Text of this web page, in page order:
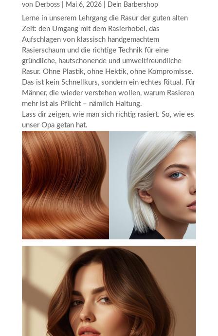
von Derboss| Mai 6, 2026| Dein Barbershop
Lerne in unserem Lehrgang die Rasur der guten alten
Zeit: den Umgang mit dem Rasierhobel, das
Aufschlagen von klassisch handgemachtem
Rasierschaum und die richtige Technik für eine
gründliche, hautschonende und umweltfreundliche
Rasur. Ohne Plastik, ohne Hektik, ohne Kompromisse.
Das ist kein Schnellkurs, sondern ein echtes Ritual. Für
Männer, die wieder verstehen wollen, warum Rasieren
mehr ist als Pflicht – nämlich Haltung.
Lass dir zeigen, wie man sich richtig rasiert. So, wie es
unser Opa getan hat.